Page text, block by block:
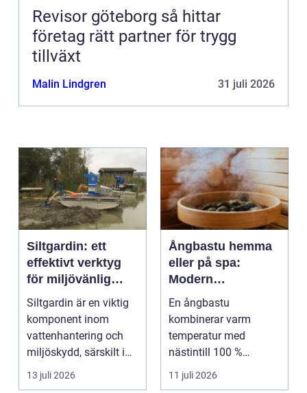
Revisor göteborg så hittar
företag rätt partner för trygg
tillväxt
Malin Lindgren 31 juli 2026
Siltgardin: ett
effektivt verktyg
för miljövänlig
vattenhantering
Siltgardin är en viktig
komponent inom
vattenhantering och
miljöskydd, särskilt i
verksamheter som i...
13 juli 2026
Ångbastu hemma
eller på spa:
Modern
återhämtning med
uråldrig logik
En ångbastu
kombinerar varm
temperatur med
nästintill 100 %
luftfuktighet för att
sk...
11 juli 2026